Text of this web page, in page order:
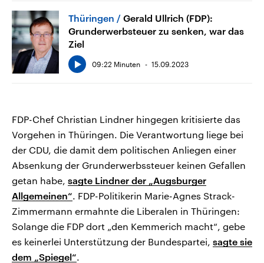
Thüringen
Gerald Ullrich (FDP):
Grunderwerbsteuer zu senken, war das
Ziel
09:22 Minuten 15.09.2023
FDP-Chef Christian Lindner hingegen kritisierte das
Vorgehen in Thüringen. Die Verantwortung liege bei
der CDU, die damit dem politischen Anliegen einer
Absenkung der Grunderwerbssteuer keinen Gefallen
getan habe, sagte Lindner der „Augsburger
Allgemeinen“ . FDP-Politikerin Marie-Agnes Strack-
Zimmermann ermahnte die Liberalen in Thüringen:
Solange die FDP dort „den Kemmerich macht“, gebe
es keinerlei Unterstützung der Bundespartei, sagte sie
dem „Spiegel“